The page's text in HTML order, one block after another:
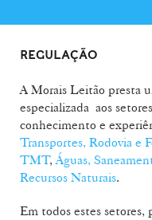
REGULAÇÃO
A Morais Leitão presta
especializada aos
conhecimento e
Transportes, Rodovia e
TMT,Águas,
Recursos Naturais.
Em todos estes setores,